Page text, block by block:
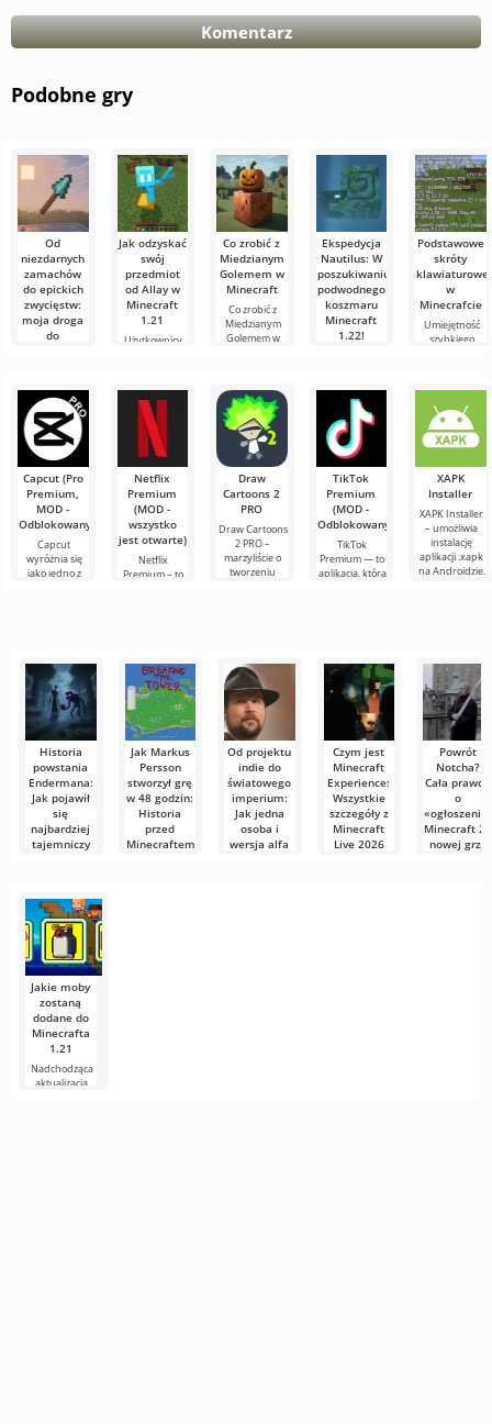
Komentarz
Podobne gry
Od
niezdarnych
zamachów
do epickich
zwycięstw:
moja droga
do
Minecraft
Witajcie,
eksperymentatorzy
świata
sześcianów!
Dziś
postanowiłem
założyć mój
wyimaginowany
biały
Jak odzyskać
swój
przedmiot
od Allay w
Minecraft
1.21
Użytkownicy
pomaga
zbierać
przedmioty i że
trzeba się z nim
Co zrobić z
Miedzianym
Golemem w
Minecraft
Co zrobić z
Miedzianym
Golemem w
zawsze coś się
dzieje: nowe
bloki,
Ekspedycja
Nautilus: W
poszukiwaniu
podwodnego
koszmaru
Minecraft
1.22!
Szczerze
mówiąc, wciąż
trzęsę się z
emocji, pisząc
te słowa. Dziś
Podstawowe
skróty
klawiaturowe
w
Minecrafcie
Umiejętność
szybkiego
zarządzania to
bardzo ważna
cecha w grze.
Capcut (Pro
Premium,
MOD -
Odblokowany)
Capcut
wyróżnia się
jako jedno z
Netflix
Premium
(MOD -
wszystko
jest otwarte)
Netflix
Premium – to
Draw
Cartoons 2
PRO
Draw Cartoons
2 PRO –
marzyliście o
tworzeniu
TikTok
Premium
(MOD -
Odblokowany)
TikTok
Premium — to
aplikacja, która
XAPK
Installer
XAPK Installer
– umożliwia
instalację
aplikacji .xapk
na Androidzie.
Historia
powstania
Endermana:
Jak pojawił
się
najbardziej
tajemniczy
pełen
niesamowitych
stworzeń, ale
Jak Markus
Persson
stworzył grę
w 48 godzin:
Historia
przed
Minecraftem
Od projektu
indie do
światowego
imperium:
Jak jedna
osoba i
wersja alfa
Czym jest
Minecraft
Experience:
Wszystkie
szczegóły z
Minecraft
Live 2026
Powrót
Notcha?
Cała prawda
o
Minecraft 2 i
nowej grze
Jakie moby
zostaną
dodane do
Minecrafta
1.21
Nadchodząca
aktualizacja